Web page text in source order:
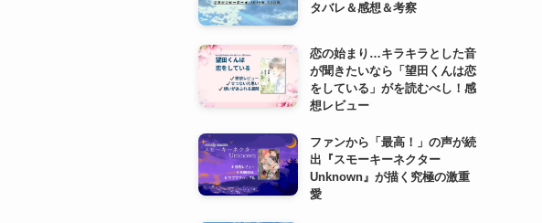
タバレ＆感想＆考察
恋の始まり…キラキラとした音
が聞きたいなら「望田くんは恋
をしている」がを読むべし！感
想レビュー
ファンから「最高！」の声が続
出『スモーキーネクター
Unknown』が描く究極の激重
愛